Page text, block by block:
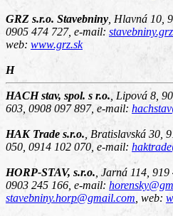
GRZ s.r.o. Stavebniny Hlavná 10,
0905 474 727, e-mail:
web: www.grz.sk
H
HACH stav, spol. s r.o. Lipová 8,
603, 0908 097 897, e-mail:
HAK Trade s.r.o. Bratislavská 30,
050, 0914 102 070, e-mail:
HORP-STAV, s.r.o. Jarná 114, 919
0903 245 166, e-mail:
stavebniny.horp@gmail.com , web: